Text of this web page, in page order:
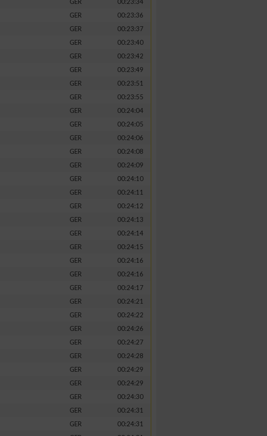
GER
00:23:36
GER
00:23:37
GER
00:23:40
GER
00:23:42
GER
00:23:49
GER
00:23:51
GER
00:23:55
GER
00:24:04
GER
00:24:05
GER
00:24:06
GER
00:24:08
GER
00:24:09
GER
00:24:10
GER
00:24:11
GER
00:24:12
GER
00:24:13
GER
00:24:14
GER
00:24:15
GER
00:24:16
GER
00:24:16
GER
00:24:17
GER
00:24:21
GER
00:24:22
GER
00:24:26
GER
00:24:27
GER
00:24:28
GER
00:24:29
GER
00:24:29
GER
00:24:30
GER
00:24:31
GER
00:24:31